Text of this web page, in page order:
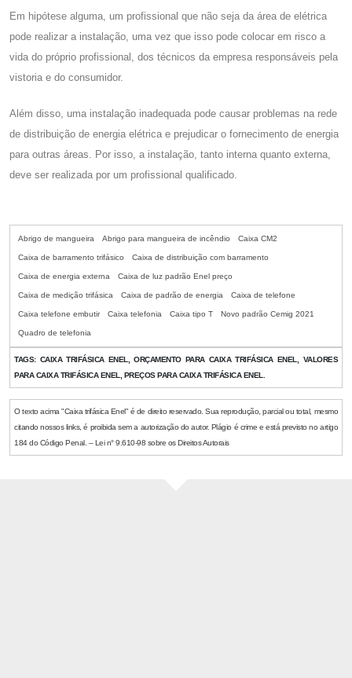
Em hipótese alguma, um profissional que não seja da área de elétrica
pode realizar a instalação, uma vez que isso pode colocar em risco a
vida do próprio profissional, dos técnicos da empresa responsáveis pela
vistoria e do consumidor.
Além disso, uma instalação inadequada pode causar problemas na rede
de distribuição de energia elétrica e prejudicar o fornecimento de energia
para outras áreas. Por isso, a instalação, tanto interna quanto externa,
deve ser realizada por um profissional qualificado.
Abrigo de mangueira Abrigo para mangueira de incêndio Caixa CM2
Caixa de barramento trifásico Caixa de distribuição com barramento
Caixa de energia externa Caixa de luz padrão Enel preço
Caixa de medição trifásica Caixa de padrão de energia Caixa de telefone
Caixa telefone embutir Caixa telefonia Caixa tipo T Novo padrão Cemig 2021
Quadro de telefonia
TAGS:CAIXA TRIFÁSICA ENEL, ORÇAMENTO PARA CAIXA TRIFÁSICA ENEL, VALORES
PARA CAIXA TRIFÁSICA ENEL, PREÇOS PARA CAIXA TRIFÁSICA ENEL.
O texto acima "Caixa trifásica Enel" é de direito reservado. Sua reprodução, parcial ou total, mesmo
citando nossos links, é proibida sem a autorização do autor. Plágio é crime e está previsto no artigo
184 do Código Penal. – Lei n° 9.610-98 sobre os Direitos Autorais